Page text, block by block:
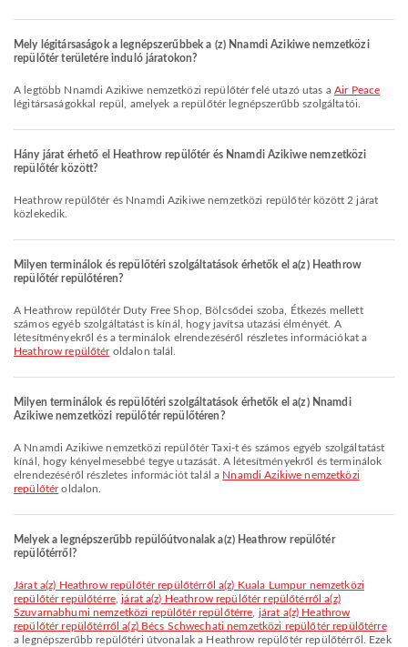
Mely légitársaságok a legnépszerűbbek a (z) Nnamdi Azikiwe nemzetközi
repülőtér területére induló járatokon?
A legtöbb Nnamdi Azikiwe nemzetközi repülőtér felé utazó utas a Air Peace
légitársaságokkal repül, amelyek a repülőtér legnépszerűbb szolgáltatói.
Hány járat érhető el Heathrow repülőtér és Nnamdi Azikiwe nemzetközi
repülőtér között?
Heathrow repülőtér és Nnamdi Azikiwe nemzetközi repülőtér között 2 járat
közlekedik.
Milyen terminálok és repülőtéri szolgáltatások érhetők el a(z) Heathrow
repülőtér repülőtéren?
A Heathrow repülőtér Duty Free Shop, Bölcsődei szoba, Étkezés mellett
számos egyéb szolgáltatást is kínál, hogy javítsa utazási élményét. A
létesítményekről és a terminálok elrendezéséről részletes információkat a
Heathrow repülőtéroldalon talál.
Milyen terminálok és repülőtéri szolgáltatások érhetők el a(z) Nnamdi
Azikiwe nemzetközi repülőtér repülőtéren?
A Nnamdi Azikiwe nemzetközi repülőtér Taxi-t és számos egyéb szolgáltatást
kínál, hogy kényelmesebbé tegye utazását. A létesítményekről és terminálok
elrendezéséről részletes információt talál a Nnamdi Azikiwe nemzetközi
repülőtéroldalon.
Melyek a legnépszerűbb repülőútvonalak a(z) Heathrow repülőtér
repülőtérről?
járat a(z) Heathrow repülőtér repülőtérről a(z) Kuala Lumpur nemzetközi
repülőtér repülőtérre,járat a(z) Heathrow repülőtér repülőtérről a(z)
Szuvarnabhumi nemzetközi repülőtér repülőtérre járat a(z) Heathrow
repülőtér repülőtérről a(z) Bécs Schwechati nemzetközi repülőtér repülőtérre
a legnépszerűbb repülőtéri útvonalak a Heathrow repülőtér repülőtérről. Ezek